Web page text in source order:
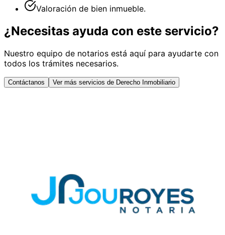
Valoración de bien inmueble.
¿Necesitas ayuda con este servicio?
Nuestro equipo de notarios está aquí para ayudarte con
todos los trámites necesarios.
Contáctanos Ver más servicios de Derecho Inmobiliario